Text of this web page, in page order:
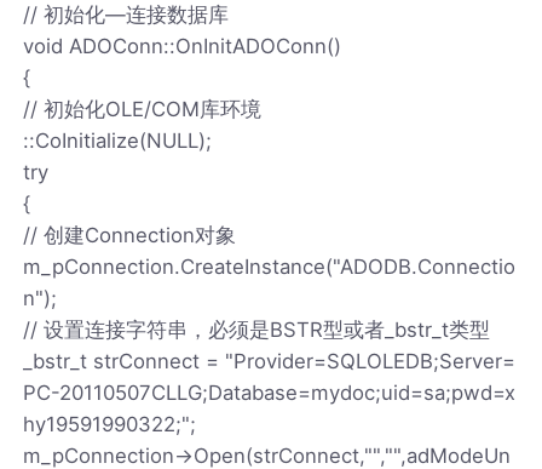
// 初始化—连接数据库
void ADOConn::OnInitADOConn()
{
// 初始化OLE/COM库环境
::CoInitialize(NULL);
try
{
// 创建Connection对象
m_pConnection.CreateInstance("ADODB.Connectio
n");
// 设置连接字符串，必须是BSTR型或者_bstr_t类型
_bstr_t strConnect = "Provider=SQLOLEDB;Server=
PC-20110507CLLG;Database=mydoc;uid=sa;pwd=x
hy19591990322;";
m_pConnection->Open(strConnect,"","",adModeUn